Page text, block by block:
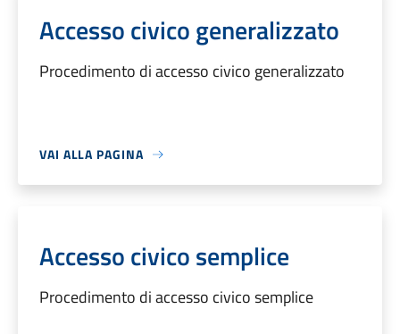
Accesso civico generalizzato
Procedimento di accesso civico generalizzato
VAI ALLA PAGINA
Accesso civico semplice
Procedimento di accesso civico semplice